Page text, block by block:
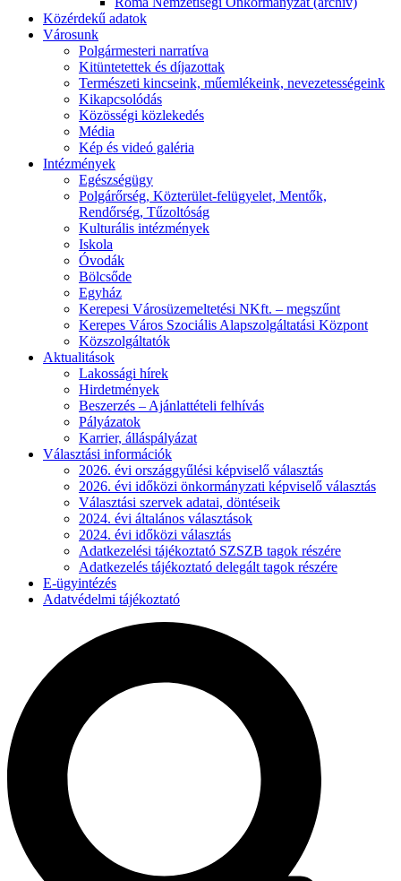
Közérdekű adatok
Városunk
Polgármesteri narratíva
Kitüntetettek és díjazottak
Természeti kincseink, műemlékeink, nevezetességeink
Kikapcsolódás
Közösségi közlekedés
Média
Kép és videó galéria
Intézmények
Egészségügy
Polgárőrség, Közterület-felügyelet, Mentők,
Rendőrség, Tűzoltóság
Kulturális intézmények
Iskola
Óvodák
Bölcsőde
Egyház
Kerepesi Városüzemeltetési NKft. – megszűnt
Kerepes Város Szociális Alapszolgáltatási Központ
Közszolgáltatók
Aktualitások
Lakossági hírek
Hirdetmények
Beszerzés – Ajánlattételi felhívás
Pályázatok
Karrier, álláspályázat
Választási információk
2026. évi országgyűlési képviselő választás
2026. évi időközi önkormányzati képviselő választás
Választási szervek adatai, döntéseik
2024. évi általános választások
2024. évi időközi választás
Adatkezelési tájékoztató SZSZB tagok részére
Adatkezelés tájékoztató delegált tagok részére
E-ügyintézés
Adatvédelmi tájékoztató